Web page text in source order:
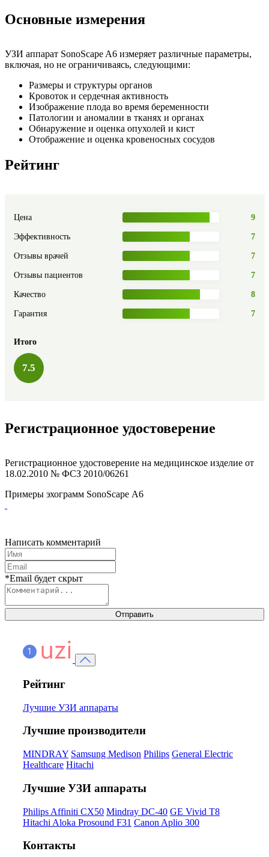
Основные измерения
УЗИ аппарат SonoScape A6 измеряет различные параметры,
включая, но не ограничиваясь, следующими:
Размеры и структуры органов
Кровоток и сердечная активность
Изображение плода во время беременности
Патологии и аномалии в тканях и органах
Обнаружение и оценка опухолей и кист
Отображение и оценка кровеносных сосудов
Рейтинг
Цена 9
Эффективность 7
Отзывы врачей 7
Отзывы пациентов 7
Качество 8
Гарантия 7
Итого
7.5
Регистрационное удостоверение
Регистрационное удостоверение на медицинское изделие от
18.02.2010 № ФСЗ 2010/06261
Примеры эхограмм SonoScape А6
Написать комментарий
*Email будет скрыт
Отправить
Рейтинг
Лучшие УЗИ аппараты
Лучшие производители
MINDRAY Samsung Medison Philips General Electric
Healthcare Hitachi
Лучшие УЗИ аппараты
Philips Affiniti CX50 Mindray DC-40 GE Vivid T8
Hitachi Aloka Prosound F31 Canon Aplio 300
Контакты